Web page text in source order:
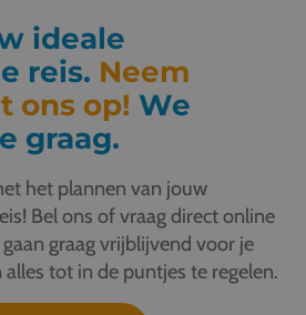
ideale
reis. Neem
ons op! We
graag.
het plannen van jouw
Bel ons of vraag direct online
graag vrijblijvend voor je
alles tot in de puntjes te regelen.